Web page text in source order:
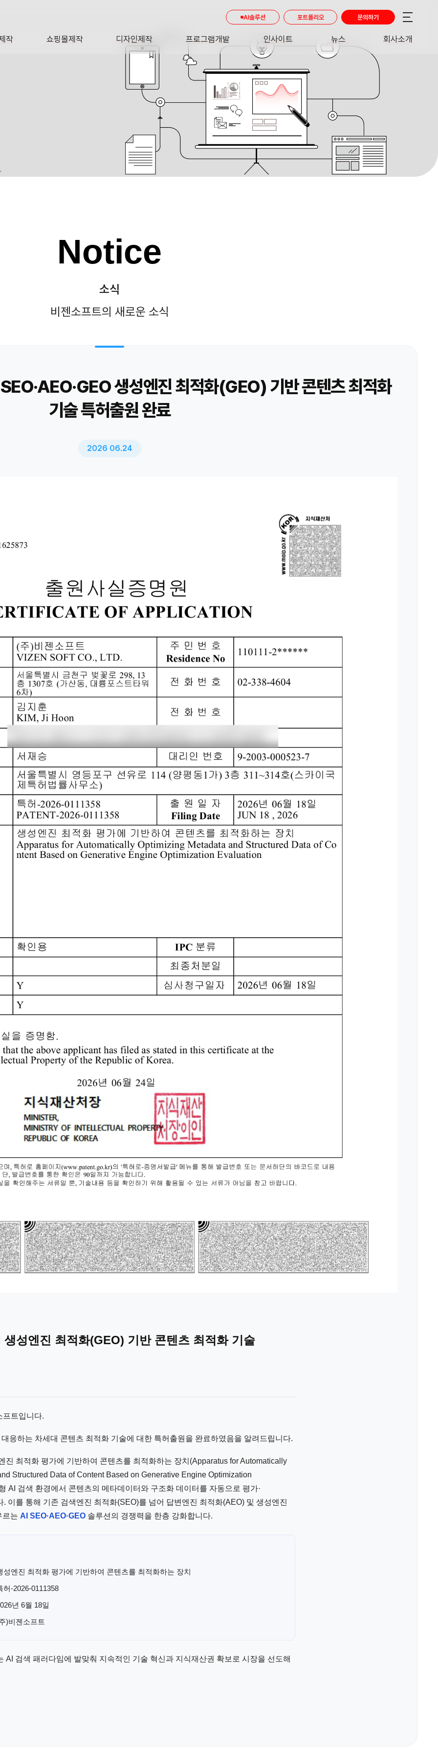
작 쇼핑몰제작 디자인제작
DESIGN
프로그램개발
SOFTWARE
인사이트
INSIGHT
뉴스
NEWS
회사소개
AI솔루션 포트폴리오 문의하기
Notice
소식
비젠소프트의 새로운 소식
생성엔진 최적화(GEO) 기반 콘텐츠 최적화
기술 특허출원 완료
2026 06.24
성엔진 최적화(GEO) 기반 콘텐츠 최적화 기술
프트입니다.
응하는 차세대 콘텐츠 최적화 기술에 대한 특허출원을 완료하였음을 알려드립니다.
진 최적화 평가에 기반하여 콘텐츠를 최적화하는 장치(Apparatus for Automatically
Structured Data of Content Based on Generative Engine Optimization
AI 검색 환경에서 콘텐츠의 메타데이터와 구조화 데이터를 자동으로 평가·
. 이를 통해 기존 검색엔진 최적화(SEO)를 넘어 답변엔진 최적화(AEO) 및 생성엔진
르는 AI SEO·AEO·GEO 솔루션의 경쟁력을 한층 강화합니다.
성엔진 최적화 평가에 기반하여 콘텐츠를 최적화하는 장치
허-2026-0111358
년 6월 18일
)비젠소프트
AI 검색 패러다임에 발맞춰 지속적인 기술 혁신과 지식재산권 확보로 시장을 선도해